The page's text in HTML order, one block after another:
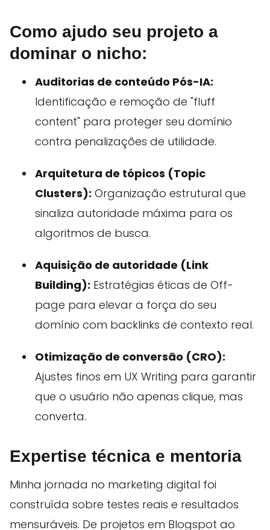
Como ajudo seu projeto a
dominar o nicho:
Auditorias de conteúdo Pós-IA:
Identificação e remoção de "fluff
content" para proteger seu domínio
contra penalizações de utilidade.
Arquitetura de tópicos (Topic
Clusters): Organização estrutural que
sinaliza autoridade máxima para os
algoritmos de busca.
Aquisição de autoridade (Link
Building): Estratégias éticas de Off-
page para elevar a força do seu
domínio com backlinks de contexto real.
Otimização de conversão (CRO):
Ajustes finos em UX Writing para garantir
que o usuário não apenas clique, mas
converta.
Expertise técnica e mentoria
Minha jornada no marketing digital foi
construída sobre testes reais e resultados
mensuráveis. De projetos em Blogspot ao